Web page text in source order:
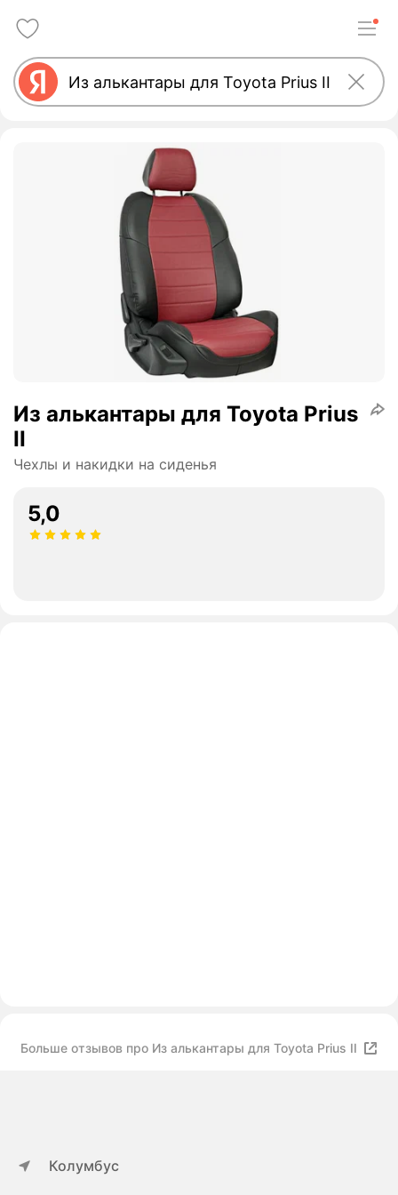
Из алькантары для Toyota Prius
II
Чехлы и накидки на сиденья
5,0
Больше отзывов про Из алькантары для Toyota Prius II
Колумбус